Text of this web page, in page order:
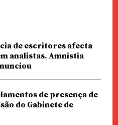
de escritores afecta
analistas. Amnistia
de presença de
do Gabinete de